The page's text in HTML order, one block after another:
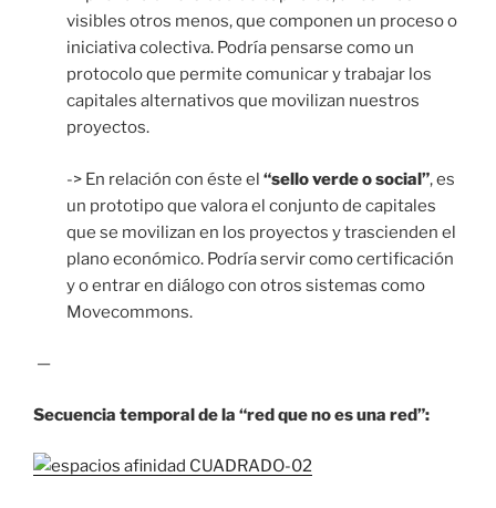
visibles otros menos, que componen un proceso o
iniciativa colectiva. Podría pensarse como un
protocolo que permite comunicar y trabajar los
capitales alternativos que movilizan nuestros
proyectos.
-> En relación con éste el “sello verde o social”, es
un prototipo que valora el conjunto de capitales
que se movilizan en los proyectos y trascienden el
plano económico. Podría servir como certificación
y o entrar en diálogo con otros sistemas como
Movecommons.
—
Secuencia temporal de la “red que no es una red”: